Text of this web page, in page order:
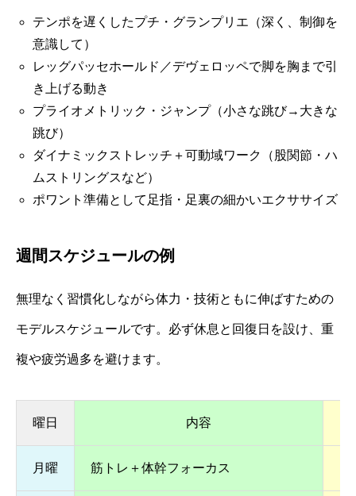
テンポを遅くしたプチ・グランプリエ（深く、制御を
意識して）
レッグパッセホールド／デヴェロッペで脚を胸まで引
き上げる動き
プライオメトリック・ジャンプ（小さな跳び→大きな
跳び）
ダイナミックストレッチ＋可動域ワーク（股関節・ハ
ムストリングスなど）
ポワント準備として足指・足裏の細かいエクササイズ
週間スケジュールの例
無理なく習慣化しながら体力・技術ともに伸ばすための
モデルスケジュールです。必ず休息と回復日を設け、重
複や疲労過多を避けます。
曜日 内容
月曜 筋トレ＋体幹フォーカス